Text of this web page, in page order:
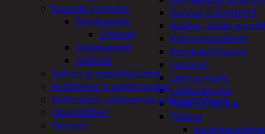
Kannut ja kanisterit
Kauhat, lastat ja
Kattaustarvikkeet
Kertakäyttöastiat
Lautaset
Lasit ja mukit
Leikkuulaudat
Padat ja kattilat
Tiskaus
Kaapelit ja johdot
Äänikaapelit
Liittimet
Datakaapelit
Liittimet
Kahvin ja vedenkeittimet
Keittolevyt ja paistoraudat
Kelloradiot, sääasemat ja lämpömittarit
Oheislaitteet
Paristot